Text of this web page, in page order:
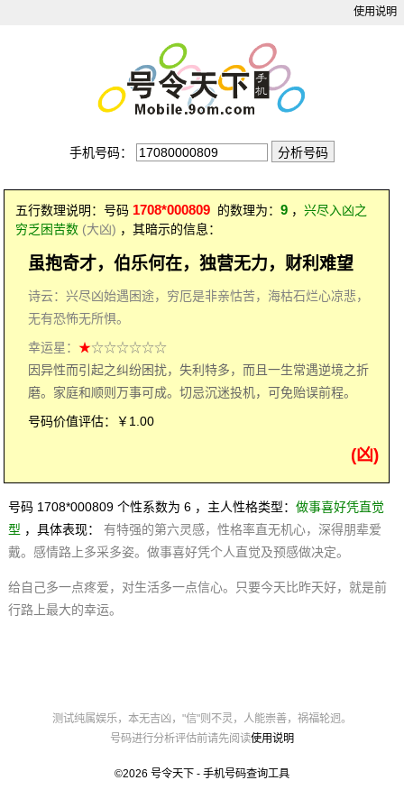
使用说明
手机号码：
五行数理说明：号码 1708*000809的数理为： 9， 兴尽入凶之
穷乏困苦数 (大凶) ，其暗示的信息：
虽抱奇才，伯乐何在，独营无力，财利难望
诗云：兴尽凶始遇困途，穷厄是非亲怙苦，海枯石烂心凉悲，
无有恐怖无所惧。
幸运星： ★☆☆☆☆☆☆
因异性而引起之纠纷困扰，失利特多，而且一生常遇逆境之折
磨。家庭和顺则万事可成。切忌沉迷投机，可免贻误前程。
号码价值评估：￥1.00
(凶)
号码 1708*000809 个性系数为 6 ，主人性格类型： 做事喜好凭直觉
型 ，具体表现： 有特强的第六灵感，性格率直无机心，深得朋辈爱
戴。感情路上多采多姿。做事喜好凭个人直觉及预感做决定。
给自己多一点疼爱，对生活多一点信心。只要今天比昨天好，就是前
行路上最大的幸运。
测试纯属娱乐，本无吉凶，"信"则不灵，人能崇善，祸福轮迥。
号码进行分析评估前请先阅读使用说明
©2026 号令天下 - 手机号码查询工具